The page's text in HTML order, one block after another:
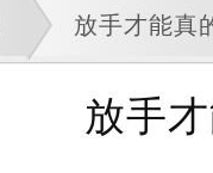
放手才能真
放手